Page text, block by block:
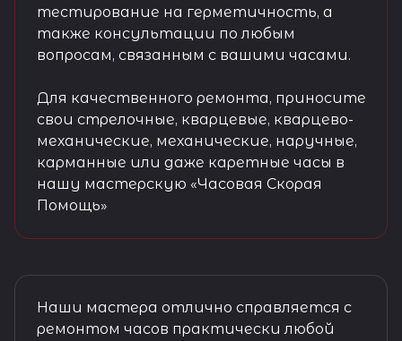
тестирование на герметичность, а
также консультации по любым
вопросам, связанным с вашими часами.
Для качественного ремонта, приносите
свои стрелочные, кварцевые, кварцево-
механические, механические, наручные,
карманные или даже каретные часы в
нашу мастерскую «Часовая Скорая
Помощь»
Наши мастера отлично справляется с
ремонтом часов практически любой